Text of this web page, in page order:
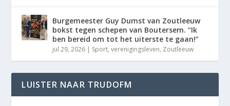
Burgemeester Guy Dumst van Zoutleeuw
bokst tegen schepen van Boutersem. “Ik
ben bereid om tot het uiterste te gaan!”
jul 29, 2026 | Sport,verenigingsleven, Zoutleeuw
LUISTER NAAR TRUDOFM